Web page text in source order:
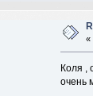
«
Коля ,
очень